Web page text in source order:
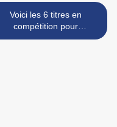
Voici les 6 titres en
compétition pour
représenter la Suisse à